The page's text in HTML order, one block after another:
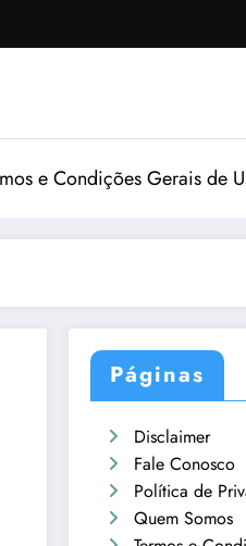
e Condições Gerais de
Páginas
Disclaimer
Fale Conosco
Política de
Quem Somos